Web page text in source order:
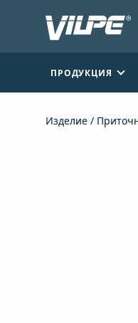
ПРОДУКЦИЯ
Изделие /